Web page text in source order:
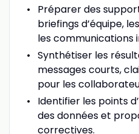
Préparer des
briefings d’équipe,
les communications
Synthétiser les
messages courts,
pour les
Identifier les points
des données et
correctives.